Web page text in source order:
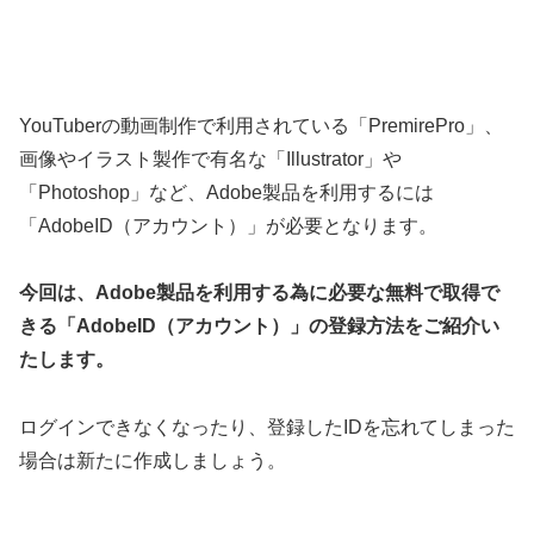
YouTuberの動画制作で利用されている「PremirePro」、
画像やイラスト製作で有名な「Illustrator」や
「Photoshop」など、Adobe製品を利用するには
「AdobeID（アカウント）」が必要となります。
今回は、Adobe製品を利用する為に必要な無料で取得で
きる「AdobeID（アカウント）」の登録方法をご紹介い
たします。
ログインできなくなったり、登録したIDを忘れてしまった
場合は新たに作成しましょう。